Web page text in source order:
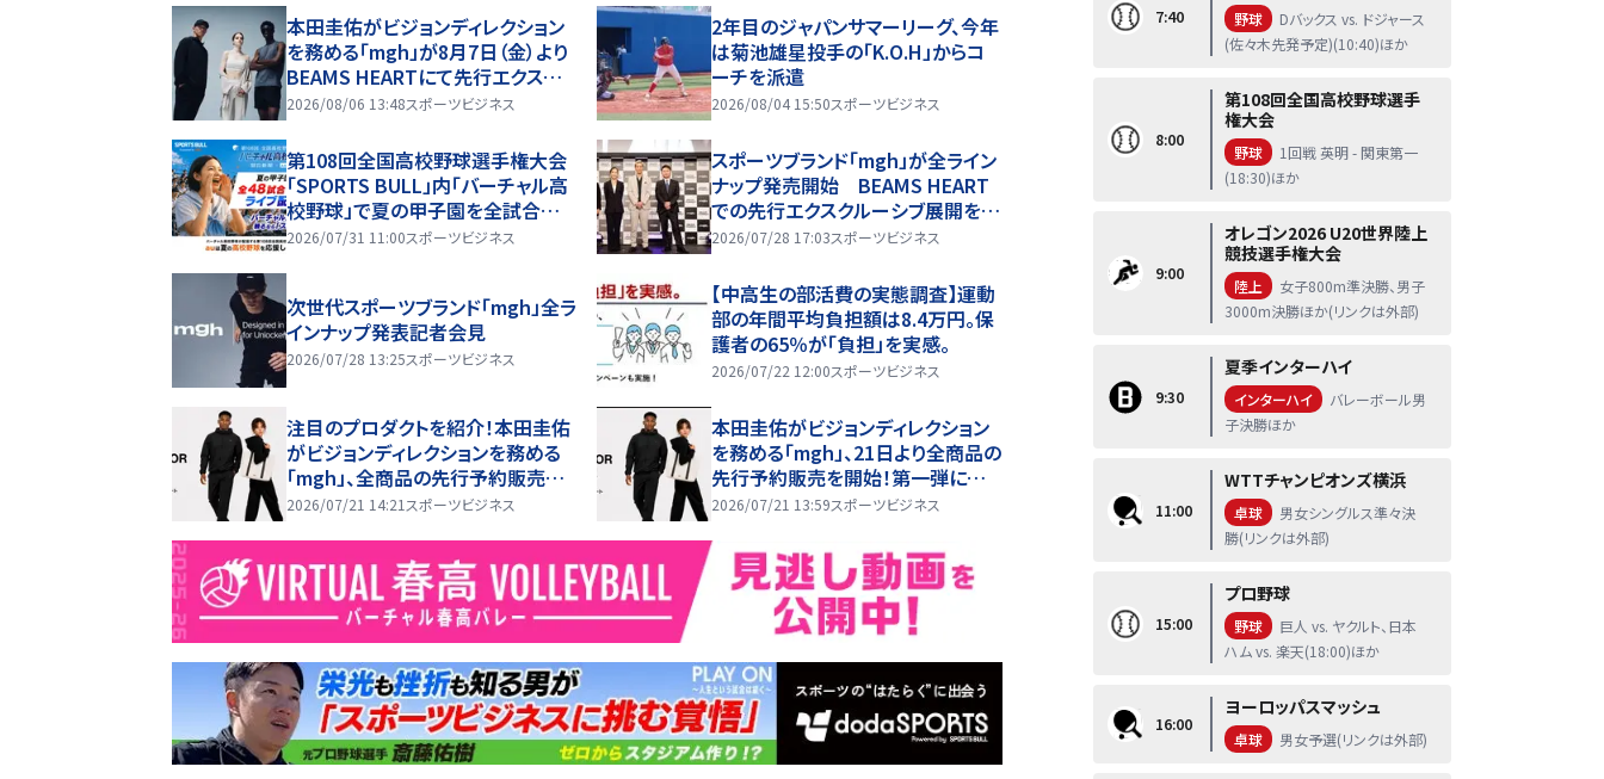
本田圭佑がビジョンディレクション
を務める「mgh」が8月7日（金）より
BEAMS HEARTにて先行エクスクル
ーシブ展開をスタート！全39型が初
ショーも！
2026/08/06 13:48スポーツビジネス
2年目のジャパンサマーリーグ、今年
は菊池雄星投手の「K.O.H」からコ
ーチを派遣
2026/08/04 15:50スポーツビジネス
第108回全国高校野球選手権大会
「SPORTS BULL」内「バーチャル高
校野球」で夏の甲子園を全試合無
料ライブ配信！ ～auが夏の高校野
y au」がスタート〜
2026/07/31 11:00スポーツビジネス
スポーツブランド「mgh」が全ライン
ナップ発売開始 BEAMS HEART
での先行エクスクルーシブ展開を発
表「あえて邪道を突き進む」
2026/07/28 17:03スポーツビジネス
次世代スポーツブランド「mgh」全ラ
インナップ発表記者会見
2026/07/28 13:25スポーツビジネス
【中高生の部活費の実態調査】運動
部の年間平均負担額は8.4万円。保
護者の65％が「負担」を実感。
2026/07/22 12:00スポーツビジネス
注目のプロダクトを紹介！本田圭佑
がビジョンディレクションを務める
「mgh」、全商品の先行予約販売を
開始！
2026/07/21 14:21 スポーツビジネス
本田圭佑がビジョンディレクション
を務める「mgh」、21日より全商品の
先行予約販売を開始！第一弾に続き
全ラインナップが解禁！
2026/07/21 13:59スポーツビジネス
7:40 野球
Dバックス vs. ドジャース
(佐々木先発予定)(10:40)ほか
8:00
第108回全国高校野球選手
権大会
野球
1回戦 英明 - 関東第一
(18:30)ほか
9:00
オレゴン2026 U20世界陸上
競技選手権大会
陸上
女子800m準決勝、男子
3000m決勝ほか(リンクは外部)
9:30
夏季インターハイ
インターハイ
バレーボール男
子決勝ほか
11:00
WTTチャンピオンズ横浜
卓球
男女シングルス準々決
勝(リンクは外部)
15:00
プロ野球
野球
巨人 vs. ヤクルト、日本
ハム vs. 楽天(18:00)ほか
16:00
ヨーロッパスマッシュ
卓球 男女予選(リンクは外部)